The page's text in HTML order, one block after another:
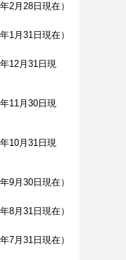
2月28日現在）
1月31日現在）
12月31日現
11月30日現
10月31日現
9月30日現在）
8月31日現在）
7月31日現在）